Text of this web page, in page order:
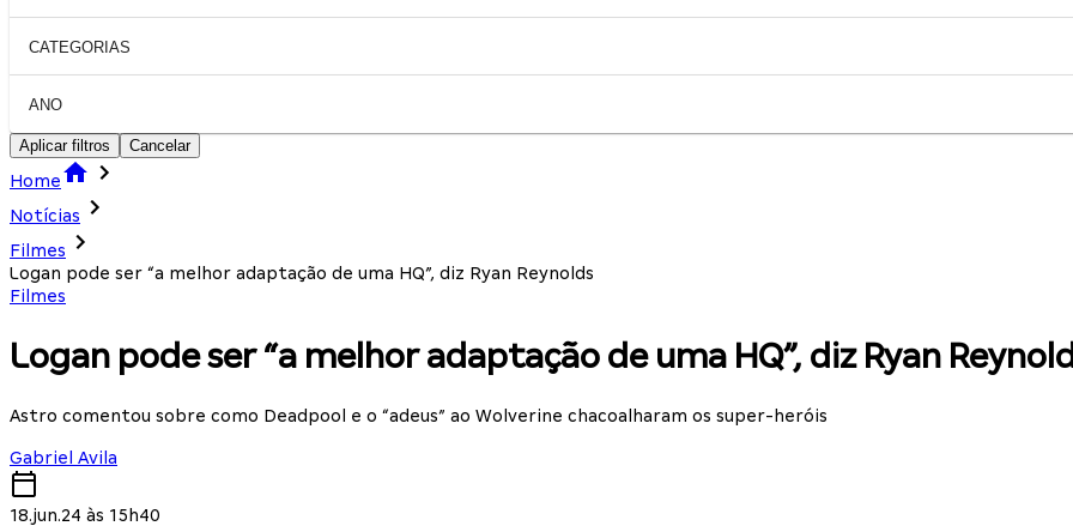
CATEGORIAS
ANO
Aplicar filtros Cancelar
Home
Notícias
Filmes
Logan pode ser “a melhor adaptação de uma HQ”, diz Ryan Reynolds
Filmes
Logan pode ser “a melhor adaptação de uma HQ”, diz Ryan
Astro comentou sobre como Deadpool e o “adeus” ao Wolverine chacoalharam os super-heróis
Gabriel Avila
18.jun.24 às 15h40